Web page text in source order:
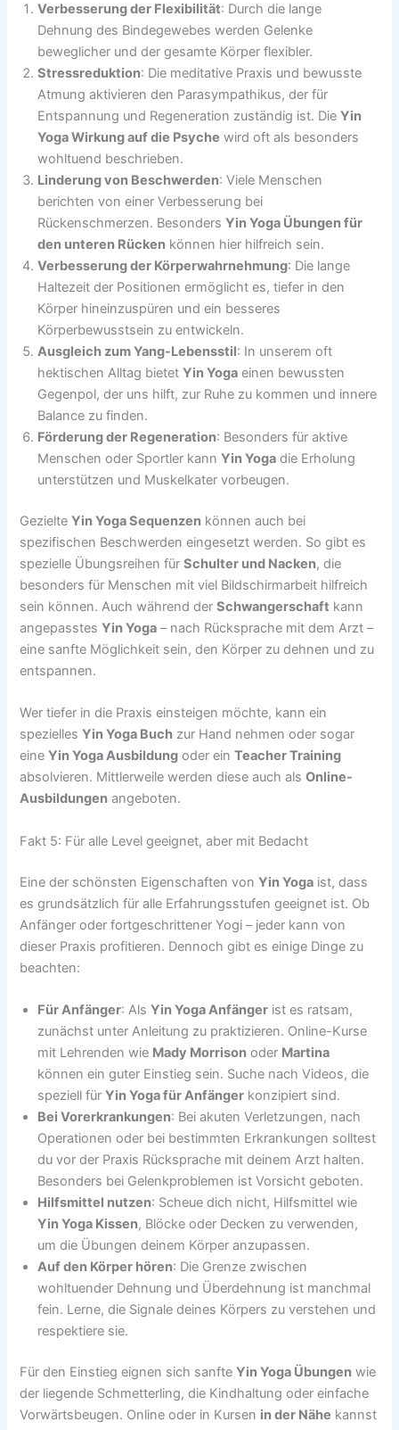
Verbesserung der Flexibilität: Durch die lange
Dehnung des Bindegewebes werden Gelenke
beweglicher und der gesamte Körper flexibler.
Stressreduktion: Die meditative Praxis und bewusste
Atmung aktivieren den Parasympathikus, der für
Entspannung und Regeneration zuständig ist. DieYin
Yoga Wirkung auf die Psyche wird oft als besonders
wohltuend beschrieben.
Linderung von Beschwerden: Viele Menschen
berichten von einer Verbesserung bei
Rückenschmerzen. BesondersYin Yoga Übungen für
den unteren Rücken können hier hilfreich sein.
Verbesserung der Körperwahrnehmung: Die lange
Haltezeit der Positionen ermöglicht es, tiefer in den
Körper hineinzuspüren und ein besseres
Körperbewusstsein zu entwickeln.
Ausgleich zum Yang-Lebensstil: In unserem oft
hektischen Alltag bietetYin Yoga einen bewussten
Gegenpol, der uns hilft, zur Ruhe zu kommen und innere
Balance zu finden.
Förderung der Regeneration: Besonders für aktive
Menschen oder Sportler kannYin Yoga die Erholung
unterstützen und Muskelkater vorbeugen.
GezielteYin Yoga Sequenzen können auch bei
spezifischen Beschwerden eingesetzt werden. So gibt es
spezielle Übungsreihen fürSchulter und Nacken, die
besonders für Menschen mit viel Bildschirmarbeit hilfreich
sein können. Auch während derSchwangerschaft kann
angepasstesYin Yoga – nach Rücksprache mit dem Arzt –
eine sanfte Möglichkeit sein, den Körper zu dehnen und zu
entspannen.
Wer tiefer in die Praxis einsteigen möchte, kann ein
speziellesYin Yoga Buch zur Hand nehmen oder sogar
eineYin Yoga Ausbildung oder einTeacher Training
absolvieren. Mittlerweile werden diese auch alsOnline-
Ausbildungen angeboten.
Fakt 5: Für alle Level geeignet, aber mit Bedacht
Eine der schönsten Eigenschaften vonYin Yoga ist, dass
es grundsätzlich für alle Erfahrungsstufen geeignet ist. Ob
Anfänger oder fortgeschrittener Yogi – jeder kann von
dieser Praxis profitieren. Dennoch gibt es einige Dinge zu
beachten:
Für Anfänger: AlsYin Yoga Anfänger ist es ratsam,
zunächst unter Anleitung zu praktizieren. Online-Kurse
mit Lehrenden wie Mady Morrison oder Martina
können ein guter Einstieg sein. Suche nach Videos, die
speziell fürYin Yoga für Anfänger konzipiert sind.
Bei Vorerkrankungen: Bei akuten Verletzungen, nach
Operationen oder bei bestimmten Erkrankungen solltest
du vor der Praxis Rücksprache mit deinem Arzt halten.
Besonders bei Gelenkproblemen ist Vorsicht geboten.
Hilfsmittel nutzen: Scheue dich nicht, Hilfsmittel wie
Yin Yoga Kissen, Blöcke oder Decken zu verwenden,
um die Übungen deinem Körper anzupassen.
Auf den Körper hören: Die Grenze zwischen
wohltuender Dehnung und Überdehnung ist manchmal
fein. Lerne, die Signale deines Körpers zu verstehen und
respektiere sie.
Für den Einstieg eignen sich sanfteYin Yoga Übungen wie
der liegende Schmetterling, die Kindhaltung oder einfache
Vorwärtsbeugen. Online oder in Kursen in der Nähe kannst